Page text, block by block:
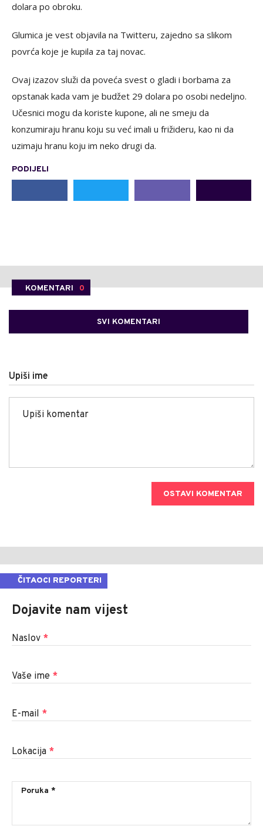
dolara po obroku.
Glumica je vest objavila na Twitteru, zajedno sa slikom
povrća koje je kupila za taj novac.
Ovaj izazov služi da poveća svest o gladi i borbama za
opstanak kada vam je budžet 29 dolara po osobi nedeljno.
Učesnici mogu da koriste kupone, ali ne smeju da
konzumiraju hranu koju su već imali u frižideru, kao ni da
uzimaju hranu koju im neko drugi da.
PODIJELI
KOMENTARI 0
SVI KOMENTARI
Upiši ime
OSTAVI KOMENTAR
ČITAOCI REPORTERI
Dojavite nam vijest
Naslov *
Vaše ime *
E-mail *
Lokacija *